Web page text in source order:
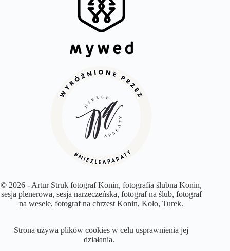
© 2026 - Artur Struk fotograf Konin, fotografia ślubna Konin,
sesja plenerowa, sesja narzeczeńska, fotograf na ślub, fotograf
na wesele, fotograf na chrzest Konin, Koło, Turek.
Strona używa plików cookies w celu usprawnienia jej
działania.